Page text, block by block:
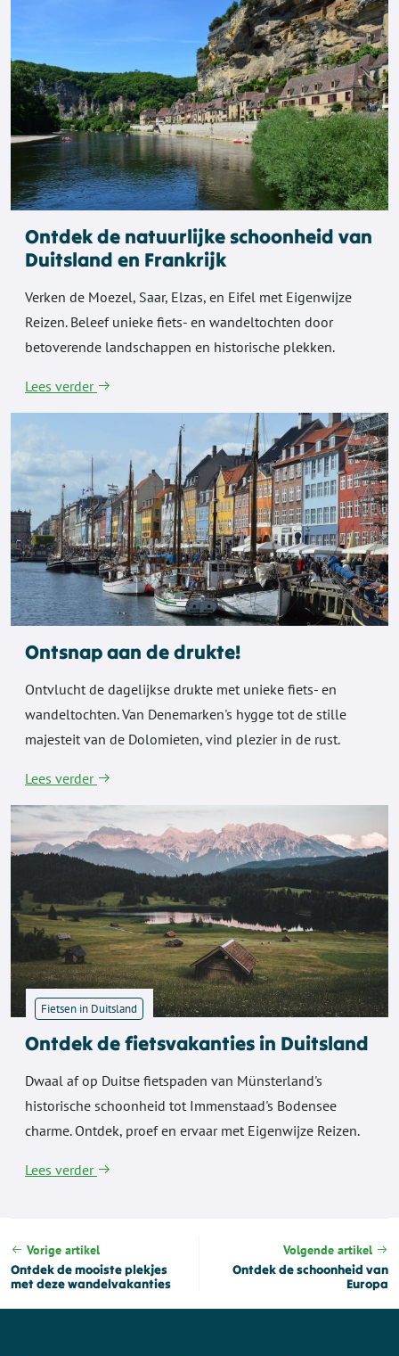
Ontdek de natuurlijke schoonheid van
Duitsland en Frankrijk
Verken de Moezel, Saar, Elzas, en Eifel met Eigenwijze
Reizen. Beleef unieke fiets- en wandeltochten door
betoverende landschappen en historische plekken.
Lees verder
Ontsnap aan de drukte!
Ontvlucht de dagelijkse drukte met unieke fiets- en
wandeltochten. Van Denemarken's hygge tot de stille
majesteit van de Dolomieten, vind plezier in de rust.
Lees verder
Fietsen in Duitsland
Ontdek de fietsvakanties in Duitsland
Dwaal af op Duitse fietspaden van Münsterland's
historische schoonheid tot Immenstaad's Bodensee
charme. Ontdek, proef en ervaar met Eigenwijze Reizen.
Lees verder
Vorige artikel
Ontdek de mooiste plekjes
met deze wandelvakanties
Volgende artikel
Ontdek de schoonheid van
Europa